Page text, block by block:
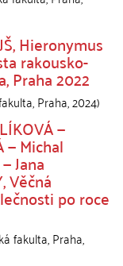
Hieronymus
rakousko-
Praha 2022
,Praha,2024)
—
— Michal
Jana
Věčná
po roce
fakulta,Praha,